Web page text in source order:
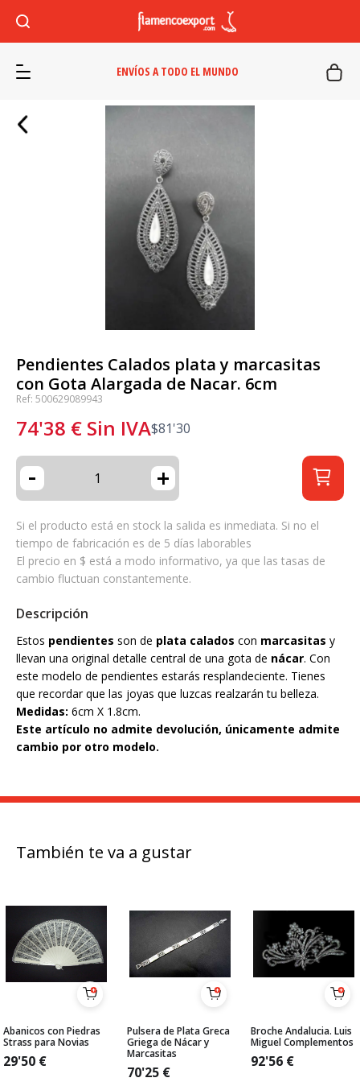
ENVÍOS A TODO EL MUNDO
Pendientes Calados plata y marcasitas
con Gota Alargada de Nacar. 6cm
Ref: 500629089943
74'38 € Sin IVA$81'30
- +
Si el producto está en stock la salida es inmediata. Si no el
tiempo de fabricación es de 5 días laborables
El precio en $ está a modo informativo, ya que las tasas de
cambio fluctuan constantemente.
Descripción
Estos pendientes son de plata calados con marcasitas y
llevan una original detalle central de una gota de nácar. Con
este modelo de pendientes estarás resplandeciente. Tienes
que recordar que las joyas que luzcas realzarán tu belleza.
Medidas: 6cm X 1.8cm.
Este artículo no admite devolución, únicamente admite
cambio por otro modelo.
También te va a gustar
Abanicos con Piedras
Strass para Novias
29'50 €
Pulsera de Plata Greca
Griega de Nácar y
Marcasitas
70'25 €
Broche Andalucia. Luis
Miguel Complementos
92'56 €